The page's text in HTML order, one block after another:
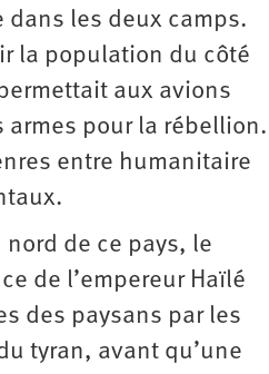
les deux camps.
la population du côté
aux avions
armes pour la rébellion.
entre humanitaire
de ce pays, le
de l’empereur Haïlé
des paysans par les
tyran, avant qu’une